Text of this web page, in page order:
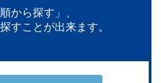
から探す」、
すことが出来ます。